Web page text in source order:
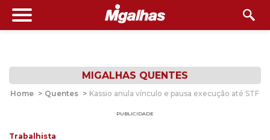
MIGALHAS QUENTES
Home > Quentes > Kassio anula vínculo e pausa execução até STF
PUBLICIDADE
Trabalhista